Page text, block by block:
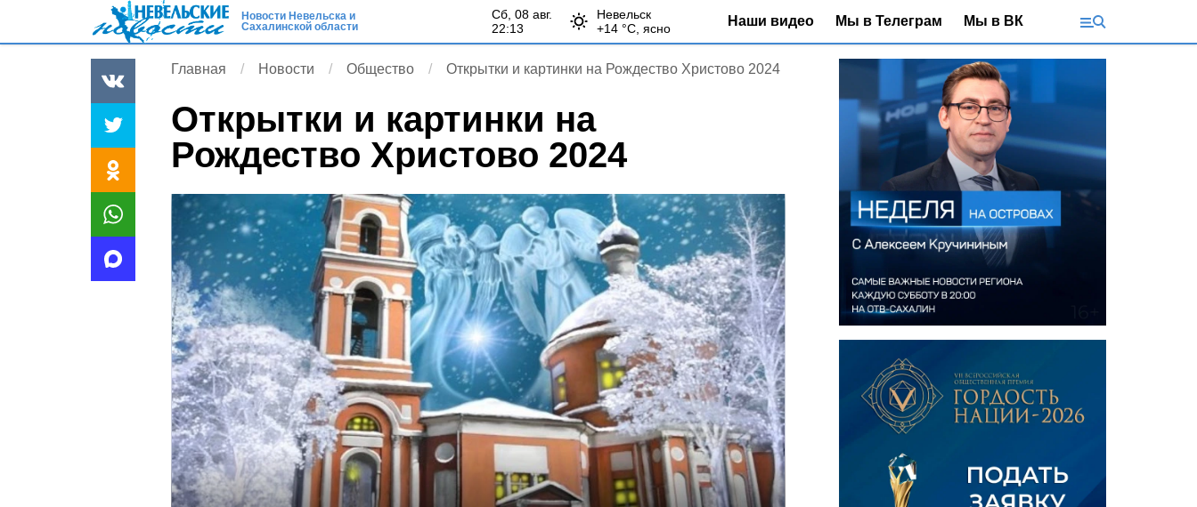
Новости Невельска и
Сахалинской области
сб, 08 авг.
22:13
Невельск
+14 °С, ясно Наши видео Мы в Телеграм Мы в ВК
Главная Новости Общество Открытки и картинки на Рождество Христово 2024
Открытки и картинки на
Рождество Христово 2024